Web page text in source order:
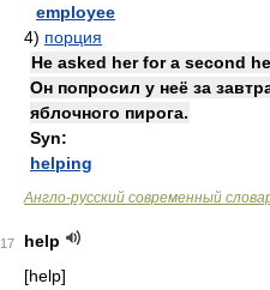
employee
4) порция
He asked her for a second
Он попросил у неё за
яблочного пирога.
Syn:
helping
Англо-русский современный
17
help
[help]